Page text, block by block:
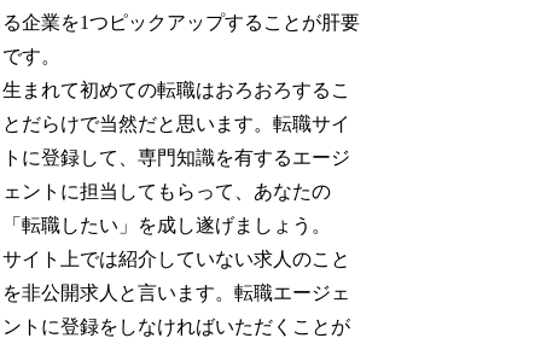
る企業を1つピックアップすることが肝要
です。
生まれて初めての転職はおろおろするこ
とだらけで当然だと思います。転職サイ
トに登録して、専門知識を有するエージ
ェントに担当してもらって、あなたの
「転職したい」を成し遂げましょう。
サイト上では紹介していない求人のこと
を非公開求人と言います。転職エージェ
ントに登録をしなければいただくことが